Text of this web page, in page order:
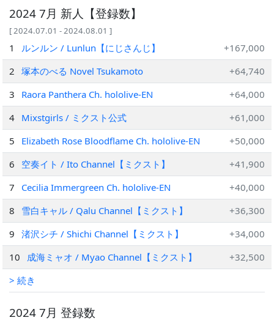
2024 7月 新人【登録数】
[ 2024.07.01 - 2024.08.01 ]
1 ルンルン / Lunlun【にじさんじ】
+167,000
2
塚本のべる Novel Tsukamoto
+64,740
3
Raora Panthera Ch. hololive-EN
+64,000
4 Mixstgirls / ミクスト公式
+61,000
5
Elizabeth Rose Bloodflame Ch. hololive-EN
+50,000
6
空奏イト / Ito Channel【ミクスト】
+41,900
7
Cecilia Immergreen Ch. hololive-EN
+40,000
8
雪白キャル / Qalu Channel【ミクスト】
+36,300
9
渚沢シチ / Shichi Channel【ミクスト】
+34,000
10
成海ミャオ / Myao Channel【ミクスト】
+32,500
> 続き
2024 7月 登録数